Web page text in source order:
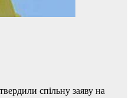
спільну заяву на